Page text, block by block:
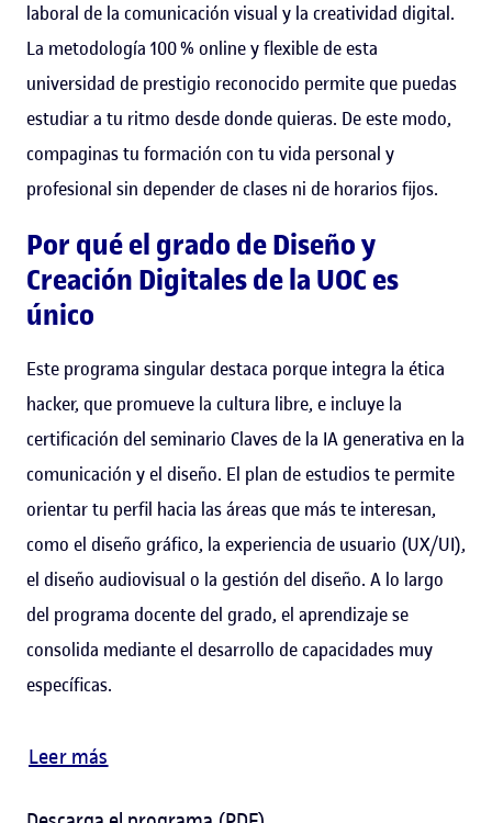
laboral de la comunicación visual y la creatividad digital.
La metodología 100 % online y flexible de esta
universidad de prestigio reconocido permite que puedas
estudiar a tu ritmo desde donde quieras. De este modo,
compaginas tu formación con tu vida personal y
profesional sin depender de clases ni de horarios fijos.
Por qué el grado de Diseño y
Creación Digitales de la UOC es
único
Este programa singular destaca porque integra la ética
hacker, que promueve la cultura libre, e incluye la
certificación del seminario Claves de la IA generativa en la
comunicación y el diseño. El plan de estudios te permite
orientar tu perfil hacia las áreas que más te interesan,
como el diseño gráfico, la experiencia de usuario (UX/UI),
el diseño audiovisual o la gestión del diseño. A lo largo
del programa docente del grado, el aprendizaje se
consolida mediante el desarrollo de capacidades muy
específicas.
Leer más